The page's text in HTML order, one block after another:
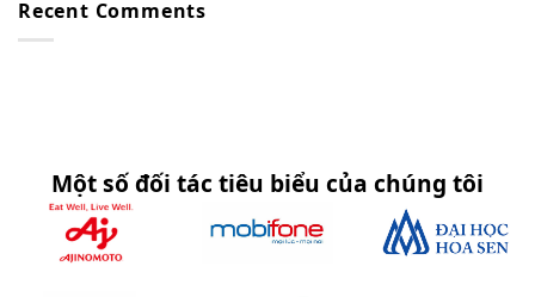
Recent Comments
Một số đối tác tiêu biểu của chúng tôi